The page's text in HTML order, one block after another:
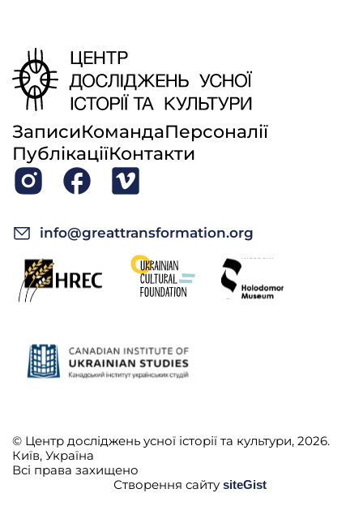
ЗаписиКомандаПерсоналії
ПублікаціїКонтакти
info@greattransformation.org
© Центр досліджень усної історії та культури, 2026.
Київ, Україна
Всі права захищено
Створення сайту siteGist